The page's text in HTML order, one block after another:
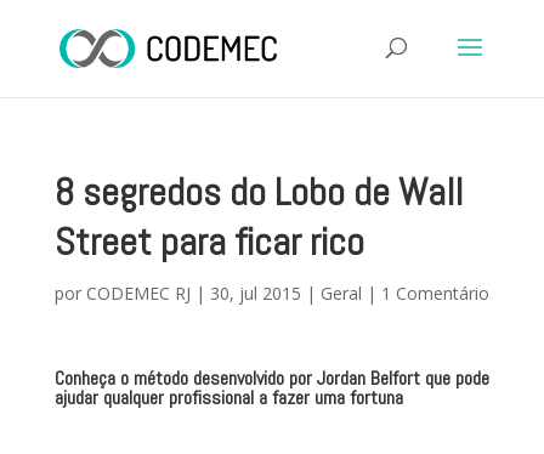
8 segredos do Lobo de Wall
Street para ficar rico
por CODEMEC RJ | 30, jul 2015 | Geral | 1 Comentário
Conheça o método desenvolvido por Jordan Belfort que pode
ajudar qualquer profissional a fazer uma fortuna